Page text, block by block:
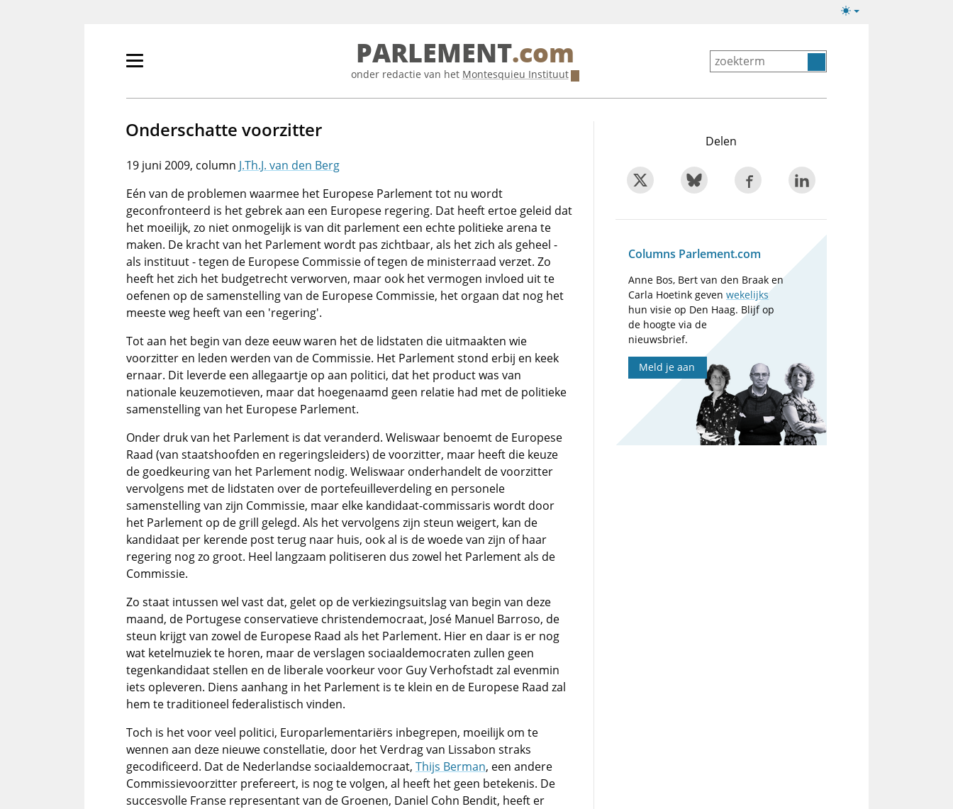
Lichte/donkere
Primair
tonen/verbergen
PARLEMENT.com
onder redactie van het Montesquieu Instituut
Onderschatte voorzitter
19 juni 2009
J.Th.J. van den Berg
Eén van de problemen waarmee het Europese Parlement tot nu wordt
geconfronteerd is het gebrek aan een Europese regering. Dat heeft ertoe geleid dat
het moeilijk, zo niet onmogelijk is van dit parlement een echte politieke arena te
maken. De kracht van het Parlement wordt pas zichtbaar, als het zich als geheel -
als instituut - tegen de Europese Commissie of tegen de ministerraad verzet. Zo
heeft het zich het budgetrecht verworven, maar ook het vermogen invloed uit te
oefenen op de samenstelling van de Europese Commissie, het orgaan dat nog het
meeste weg heeft van een 'regering'.
Tot aan het begin van deze eeuw waren het de lidstaten die uitmaakten wie
voorzitter en leden werden van de Commissie. Het Parlement stond erbij en keek
ernaar. Dit leverde een allegaartje op aan politici, dat het product was van
nationale keuzemotieven, maar dat hoegenaamd geen relatie had met de politieke
samenstelling van het Europese Parlement.
Onder druk van het Parlement is dat veranderd. Weliswaar benoemt de Europese
Raad (van staatshoofden en regeringsleiders) de voorzitter, maar heeft die keuze
de goedkeuring van het Parlement nodig. Weliswaar onderhandelt de voorzitter
vervolgens met de lidstaten over de portefeuilleverdeling en personele
samenstelling van zijn Commissie, maar elke kandidaat-commissaris wordt door
het Parlement op de grill gelegd. Als het vervolgens zijn steun weigert, kan de
kandidaat per kerende post terug naar huis, ook al is de woede van zijn of haar
regering nog zo groot. Heel langzaam politiseren dus zowel het Parlement als de
Commissie.
Zo staat intussen wel vast dat, gelet op de verkiezingsuitslag van begin van deze
maand, de Portugese conservatieve christendemocraat, José Manuel Barroso, de
steun krijgt van zowel de Europese Raad als het Parlement. Hier en daar is er nog
wat ketelmuziek te horen, maar de verslagen sociaaldemocraten zullen geen
tegenkandidaat stellen en de liberale voorkeur voor Guy Verhofstadt zal evenmin
iets opleveren. Diens aanhang in het Parlement is te klein en de Europese Raad zal
hem te traditioneel federalistisch vinden.
Toch is het voor veel politici, Europarlementariërs inbegrepen, moeilijk om te
wennen aan deze nieuwe constellatie, door het Verdrag van Lissabon straks
gecodificeerd. Dat de Nederlandse sociaaldemocraat, Thijs Berman, een andere
Commissievoorzitter prefereert, is nog te volgen, al heeft het geen betekenis. De
succesvolle Franse representant van de Groenen, Daniel Cohn Bendit, heeft er
Delen
Columns Parlement.com
Anne Bos, Bert van den Braak en
Carla Hoetink gevenwekelijks
hun visie op Den Haag. Blijf op
de hoogte via de
nieuwsbrief.
Meld je aan